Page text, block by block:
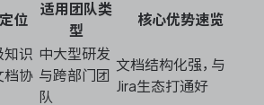
位
适用团队类
型
核心优势速览
知识
档协
中大型研发
与跨部门团
队
文档结构化强，与
Jira生态打通好